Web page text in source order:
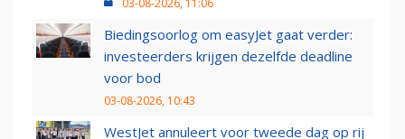
03-08-2026, 11:06
Biedingsoorlog om easyJet gaat verder:
investeerders krijgen dezelfde deadline
voor bod
03-08-2026, 10:43
WestJet annuleert voor tweede dag op rij